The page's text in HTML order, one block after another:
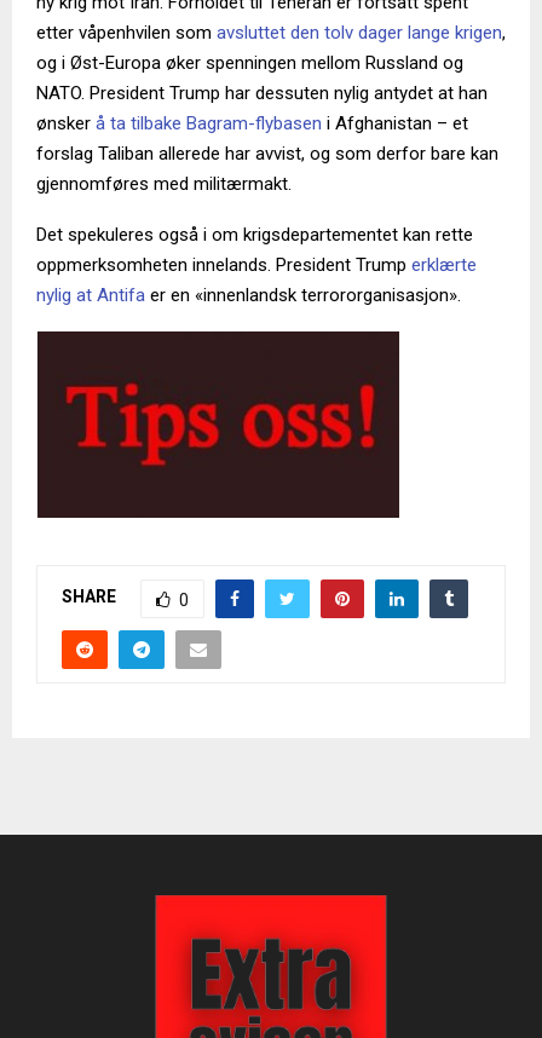
etter våpenhvilen som avsluttet den tolv dager lange krigen,
og i Øst-Europa øker spenningen mellom Russland og
NATO. President Trump har dessuten nylig antydet at han
ønsker å ta tilbake Bagram-flybasen i Afghanistan – et
forslag Taliban allerede har avvist, og som derfor bare kan
gjennomføres med militærmakt.
Det spekuleres også i om krigsdepartementet kan rette
oppmerksomheten innelands. President Trump erklærte
nylig at Antifa er en «innenlandsk terrororganisasjon».
SHARE 0